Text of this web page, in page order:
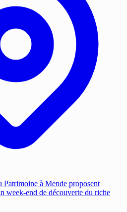
Patrimoine à Mende proposent
week-end de découverte du riche